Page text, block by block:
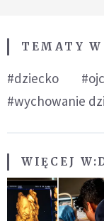
TEMATY
#dziecko
#wychowanie
WIĘCEJ W: